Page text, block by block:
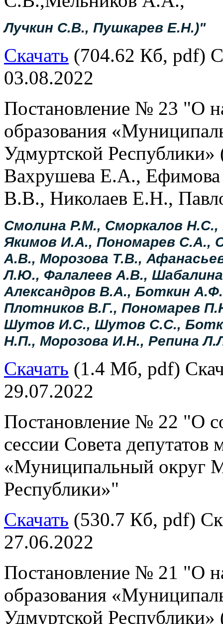
Лучкин С.В., Пушкарев Е.Н.)"
Скачать (704.62 Кб, pdf)
03.08.2022
Постановление № 23 "О
образования
Удмуртской
Вахрушева Е.А.,
В.В., Николаев Е.Н.,
Смолина Р.М., Сморкалов
Якимов И.А., Пономарев С.А.,
А.В., Морозова Т.В.,
Л.Ю., Фалалеев А.В.,
Александров В.А., Боткин
Плотников В.Г., Пономарев
Шутов И.С., Шутов С.С.,
Н.П., Морозова И.Н., Репина
Скачать (1.4 Мб, pdf)
29.07.2022
Постановление № 22 "О
сессии Совета депутатов
«Муниципальный округ
Республики»"
Скачать (530.7 Кб, pdf)
27.06.2022
Постановление № 21 "О
образования
Удмуртской